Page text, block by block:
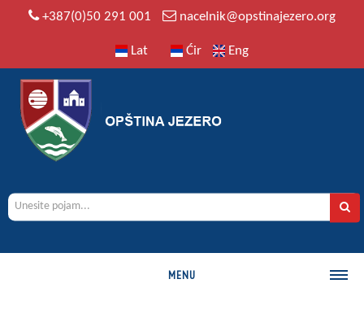
+387(0)50 291 001 nacelnik@opstinajezero.org
Lat Ćir Eng
MENU